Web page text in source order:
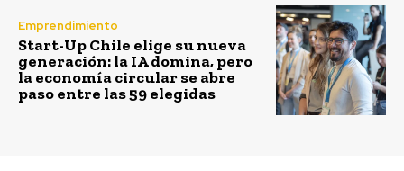
Emprendimiento
Start-Up Chile elige su nueva
generación: la IA domina, pero
la economía circular se abre
paso entre las 59 elegidas